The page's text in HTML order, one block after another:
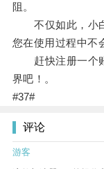
阻。
不仅如此，小白
您在使用过程中不
赶快注册一个账
界吧！。
#37#
评论
游客